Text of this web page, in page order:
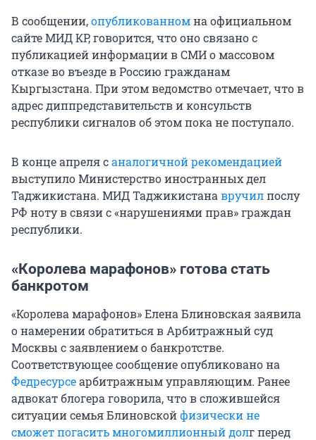
В сообщении,опубликованномна официальном
сайте МИД КР, говорится, что оно связано с
публикацией информации в СМИ о массовом
отказе во въезде в Россию гражданам
Кыргызстана. При этом ведомство отмечает, что в
адрес диппредставительств и консульств
республики сигналов об этом пока не поступало.
В конце апреля саналогичной рекомендацией
выступило Министерство иностранных дел
Таджикистана. МИД Таджикистана вручилпослу
РФ ноту в связи с «нарушениями прав» граждан
республики.
«Королева марафонов» готова стать
банкротом
«Королева марафонов» Елена Блиновская заявила
о намерении обратиться в Арбитражный суд
Москвы с заявлением о банкротстве.
Соответствующее сообщение опубликовано на
Федресурсеарбитражным управляющим. Ранее
адвокат блогера говорила, что в сложившейся
ситуации семья Блиновскойфизически не
сможет погасить многомиллионный долг перед